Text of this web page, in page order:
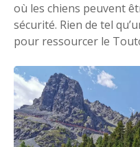
où les chiens peuvent
sécurité. Rien de tel
pour ressourcer le